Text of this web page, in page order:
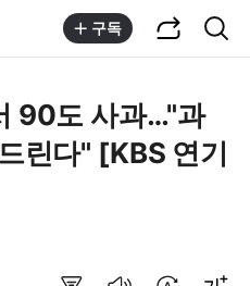
구독
90도 사과…"과
린다" [KBS 연기